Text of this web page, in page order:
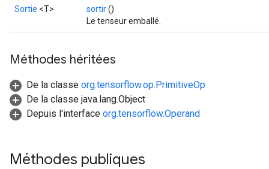
Sortie <T> sortir()
Le tenseur emballé.
Méthodes héritées
De la classe org.tensorflow.op.PrimitiveOp
De la classe java.lang.Object
Depuis l'interface org.tensorflow.Operand
Méthodes publiques